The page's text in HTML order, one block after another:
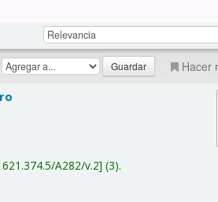
Hacer
621.374.5/A282/v.2 (3).